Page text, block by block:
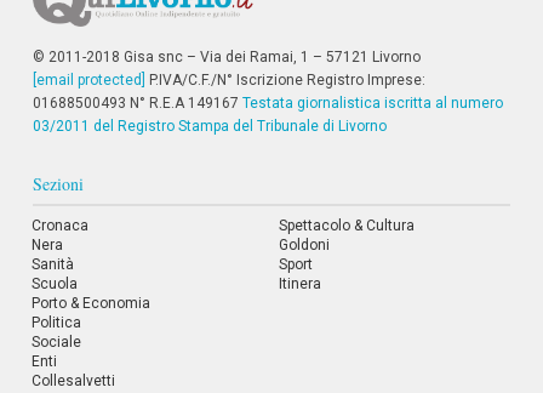
© 2011-2018 Gisa snc – Via dei Ramai, 1 – 57121 Livorno
[email protected]
P.IVA/C.F./N° Iscrizione Registro Imprese:
01688500493 N° R.E.A 149167 Testata giornalistica iscritta al numero
03/2011 del Registro Stampa del Tribunale di Livorno
Sezioni
Cronaca
Nera
Sanità
Scuola
Porto & Economia
Politica
Sociale
Enti
Collesalvetti
Spettacolo & Cultura
Goldoni
Sport
Itinera